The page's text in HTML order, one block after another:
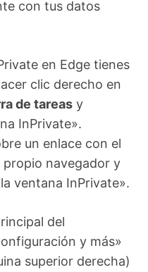
con tus datos
en Edge tienes
clic derecho en
de tareas y
InPrivate».
un enlace con el
navegador y
ventana InPrivate».
del
y más»
superior derecha)